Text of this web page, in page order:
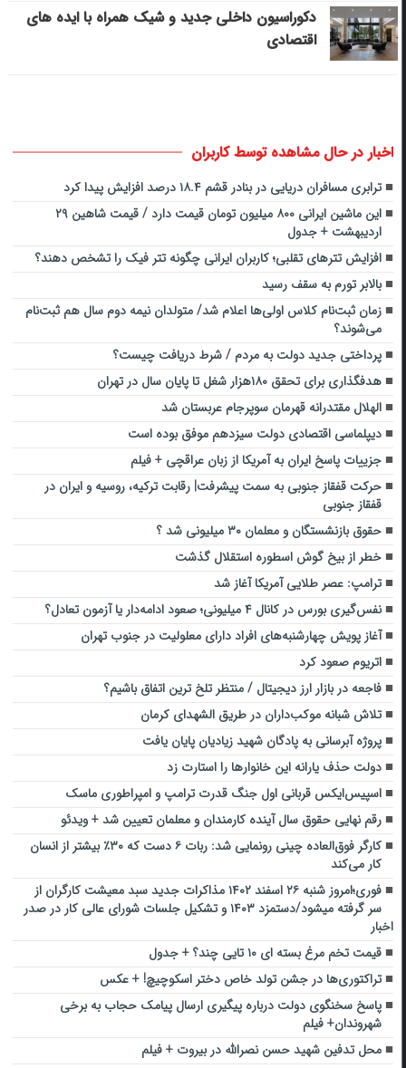
دکوراسیون داخلی جدید و شیک همراه با ایده های
اقتصادی
اخبار در حال مشاهده توسط کاربران
ترابری مسافران دریایی در بنادر قشم ۱۸.۴ درصد افزایش پیدا کرد
این ماشین ایرانی ۸۰۰ میلیون تومان قیمت دارد / قیمت شاهین ۲۹
اردیبهشت + جدول
افزایش تترهای تقلبی؛ کاربران ایرانی چگونه تتر فیک را تشخص دهند؟
بالابر تورم به سقف رسید
زمان ثبت‌نام کلاس اولی‌ها اعلام شد/ متولدان نیمه دوم سال هم ثبت‌نام
می‌شوند؟
پرداختی جدید دولت به مردم / شرط دریافت چیست؟
هدفگذاری برای تحقق ۱۸۰هزار شغل تا پایان سال در تهران
الهلال مقتدرانه قهرمان سوپرجام عربستان شد
دیپلماسی اقتصادی دولت سیزدهم موفق بوده است
جزییات پاسخ ایران به آمریکا از زبان عراقچی + فیلم
حرکت قفقاز جنوبی به سمت پیشرفت| رقابت ترکیه، روسیه و ایران در
قفقاز جنوبی
حقوق بازنشستگان و معلمان ۳۰ میلیونی شد ؟
خطر از بیخ گوش اسطوره استقلال گذشت
ترامپ: عصر طلایی آمریکا آغاز شد
نفس‌گیری بورس در کانال ۴ میلیونی؛ صعود ادامه‌دار یا آزمون تعادل؟
آغاز پویش چهارشنبه‌های افراد دارای معلولیت در جنوب تهران
اتریوم صعود کرد
فاجعه در بازار ارز دیجیتال / منتظر تلخ ترین اتفاق باشیم؟
تلاش شبانه موکب‌داران در طریق الشهدای کرمان
پروژه آبرسانی به پادگان شهید زیادیان پایان یافت
دولت حذف یارانه این خانوارها را استارت زد
اسپیس‌ایکس قربانی اول جنگ قدرت ترامپ و امپراطوری ماسک
رقم نهایی حقوق سال آینده کارمندان و معلمان تعیین شد + ویدئو
کارگر فوق‌العاده چینی رونمایی شد: ربات ۶ دست که ۳۰٪ بیشتر از انسان
کار می‌کند
فوری؛امروز شنبه ۲۶ اسفند ۱۴۰۲ مذاکرات جدید سبد معیشت کارگران از
سر گرفته میشود/دستمزد ۱۴۰۳ و تشکیل جلسات شورای عالی کار در صدر
اخبار
قیمت تخم مرغ بسته ای ۱۰ تایی چند؟ + جدول
تراکتوری‌ها در جشن تولد خاص دختر اسکوچیچ! + عکس
پاسخ سخنگوی دولت درباره پیگیری ارسال پیامک حجاب به برخی
شهروندان+ فیلم
محل تدفین شهید حسن نصرالله در بیروت + فیلم